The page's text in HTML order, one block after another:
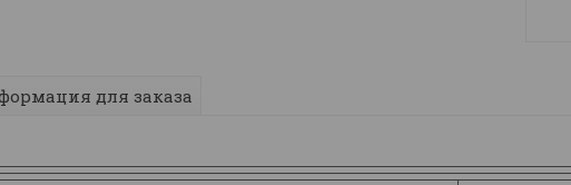
для заказа